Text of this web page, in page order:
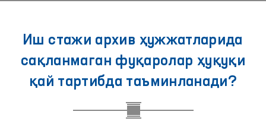
Иш стажи архив ҳужжатларида
сақланмаган фуқаролар ҳуқуқи
қай тартибда таъминланади?